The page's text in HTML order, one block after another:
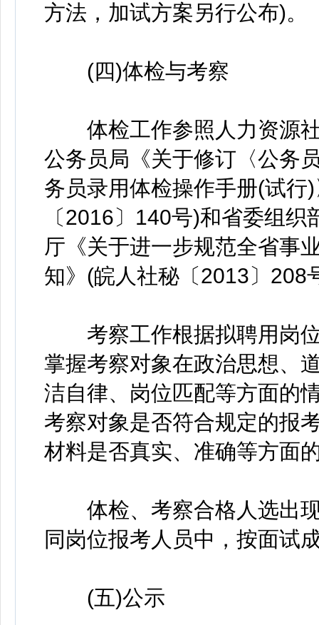
方法，加试方案另行公布)。
(四)体检与考察
体检工作参照人力资源社
公务员局《关于修订〈公务
务员录用体检操作手册(试行
〔2016〕140号)和省委组
厅《关于进一步规范全省事
知》(皖人社秘〔2013〕208
考察工作根据拟聘用岗位
掌握考察对象在政治思想、
洁自律、岗位匹配等方面的
考察对象是否符合规定的报
材料是否真实、准确等方面
体检、考察合格人选出现
同岗位报考人员中，按面试
(五)公示